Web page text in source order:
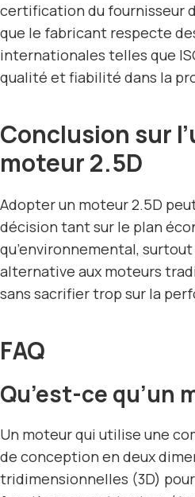
certification du fournisseur
que le fabricant respecte
internationales telles que
qualité et fiabilité dans la
Conclusion sur
moteur 2.5D
Adopter un moteur 2.5D
décision tant sur le plan
qu’environnemental,
alternative aux moteurs
sans sacrifier trop sur la
FAQ
Qu’est-ce qu’un
Un moteur qui utilise une
de conception en deux
tridimensionnelles (3D)